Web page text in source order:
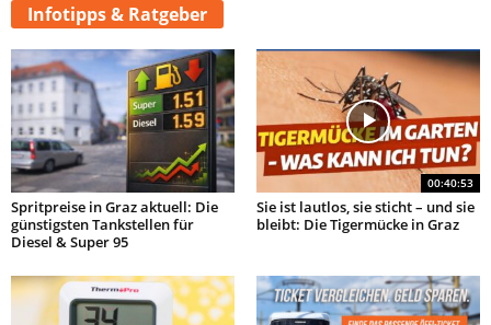
Infotipps & Ratgeber
Spritpreise in Graz aktuell: Die
günstigsten Tankstellen für
Diesel & Super 95
00:40:53
Sie ist lautlos, sie sticht – und sie
bleibt: Die Tigermücke in Graz